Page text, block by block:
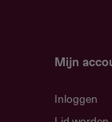
mogelijk voor
Mijn
Inloggen